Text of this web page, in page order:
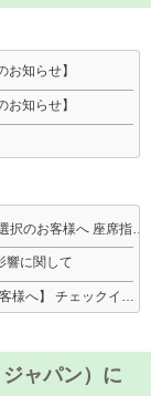
お知らせ】
お知らせ】
ルールのご案内（2026/08/03更新）
響に関して
ン手続きについてのご案内
込みについて
ャパン）に